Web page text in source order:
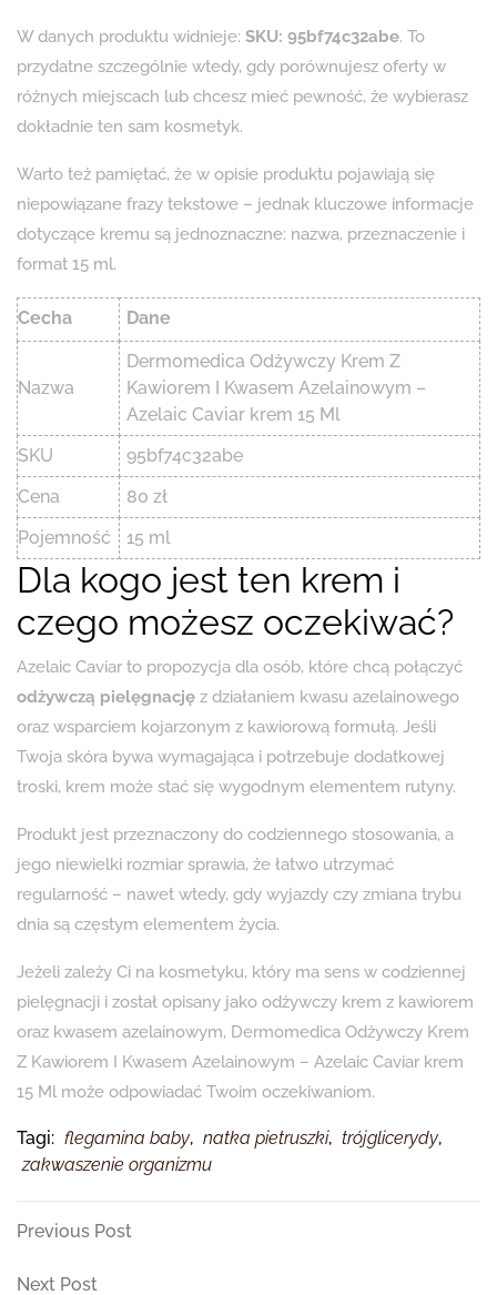
W danych produktu widnieje: SKU: 95bf74c32abe. To
przydatne szczególnie wtedy, gdy porównujesz oferty w
różnych miejscach lub chcesz mieć pewność, że wybierasz
dokładnie ten sam kosmetyk.
Warto też pamiętać, że w opisie produktu pojawiają się
niepowiązane frazy tekstowe – jednak kluczowe informacje
dotyczące kremu są jednoznaczne: nazwa, przeznaczenie i
format 15 ml.
Cecha Dane
Nazwa
Dermomedica Odżywczy Krem ​​Z
Kawiorem I Kwasem Azelainowym –
Azelaic Caviar krem 15 Ml
SKU
95bf74c32abe
Cena
80 zł
Pojemność
15 ml
Dla kogo jest ten krem i
czego możesz oczekiwać?
Azelaic Caviar to propozycja dla osób, które chcą połączyć
odżywczą pielęgnację z działaniem kwasu azelainowego
oraz wsparciem kojarzonym z kawiorową formułą. Jeśli
Twoja skóra bywa wymagająca i potrzebuje dodatkowej
troski, krem może stać się wygodnym elementem rutyny.
Produkt jest przeznaczony do codziennego stosowania, a
jego niewielki rozmiar sprawia, że łatwo utrzymać
regularność – nawet wtedy, gdy wyjazdy czy zmiana trybu
dnia są częstym elementem życia.
Jeżeli zależy Ci na kosmetyku, który ma sens w codziennej
pielęgnacji i został opisany jako odżywczy krem z kawiorem
oraz kwasem azelainowym, Dermomedica Odżywczy Krem ​​
Z Kawiorem I Kwasem Azelainowym – Azelaic Caviar krem
15 Ml może odpowiadać Twoim oczekiwaniom.
Tagi: flegamina baby, natka pietruszki, trójglicerydy,
zakwaszenie organizmu
Nawigacja
wpisu
Previous
Previous Post
Next
Next Post